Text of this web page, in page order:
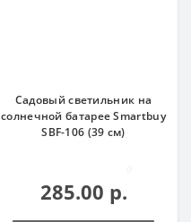
Садовый светильник на
солнечной батарее Smartbuy
SBF-106 (39 см)
285.00 р.